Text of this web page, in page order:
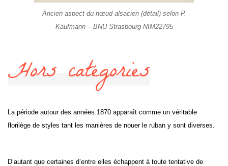
Ancien aspect du nœud alsacien (détail) selon P.
Kaufmann – BNU Strasbourg NIM22795
Hors catégories
La période autour des années 1870 apparaît comme un véritable
florilège de styles tant les manières de nouer le ruban y sont diverses.
D’autant que certaines d’entre elles échappent à toute tentative de